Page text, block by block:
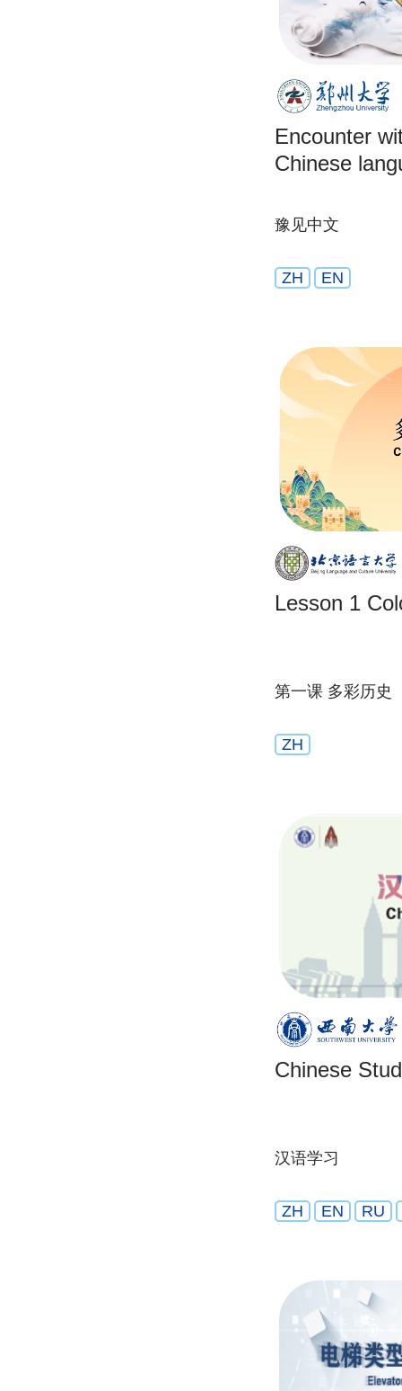
Encounter
Chinese
豫见中文
ZH EN
第一课 多彩历史
ZH
Chinese
汉语学习
ZH EN RU